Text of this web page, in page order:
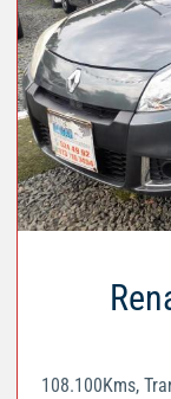
108.100Kms,